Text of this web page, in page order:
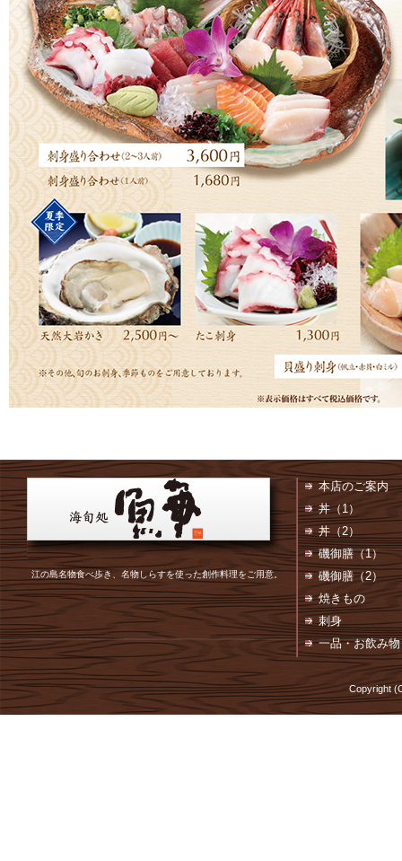
江の島名物食べ歩き、名物しらすを使った創作料理をご用意。
本店のご案内
丼（1）
丼（2）
磯御膳（1）
磯御膳（2）
焼きもの
刺身
一品・お飲み物
Copyright